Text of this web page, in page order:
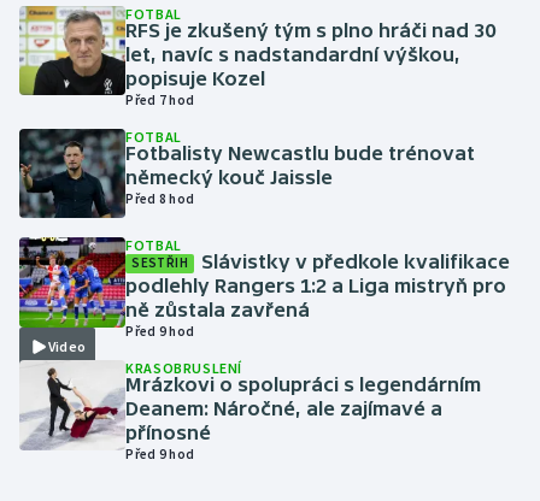
Krasobruslení
Lezení
Lyže a snowboard
Moderní pětiboj
Motorsport
Olympijské hry
Parasport
Plavání
FOTBAL
RFS je zkušený tým s plno hráči nad 30
let, navíc s nadstandardní výškou,
popisuje Kozel
Před 7 hod
FOTBAL
Fotbalisty Newcastlu bude trénovat
německý kouč Jaissle
Před 8 hod
Video
FOTBAL
SESTŘIH
Slávistky v předkole kvalifikace
podlehly Rangers 1:2 a Liga mistryň pro
ně zůstala zavřená
Před 9 hod
KRASOBRUSLENÍ
Mrázkovi o spolupráci s legendárním
Deanem: Náročné, ale zajímavé a
přínosné
Před 9 hod